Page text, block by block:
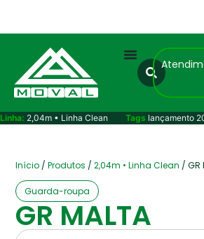
Linha: 2,04m • Linha Clean Tags lançamento
Início /Produtos /2,04m • Linha Clean / GR
Guarda-roupa
GR MALTA